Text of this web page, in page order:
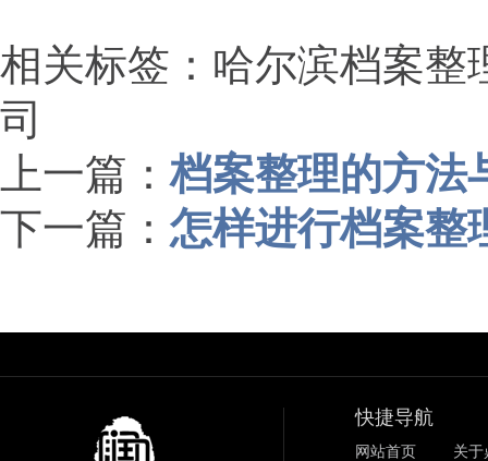
相关标签：哈尔滨档案
司
上一篇：档案整理的方法
下一篇： 怎样进行档案整
快捷导航
网站首页
关于